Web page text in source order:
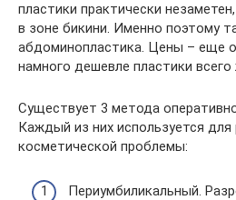
пластики практически
в зоне бикини. Именно поэтому
абдоминопластика. Цены – еще
намного дешевле пластики
Существует 3 метода
Каждый из них используется
косметической проблемы:
Периумбиликальный.